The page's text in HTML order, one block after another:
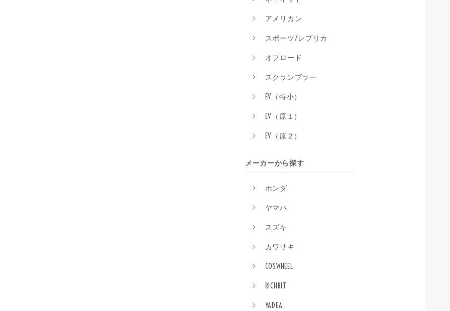
アメリカン
スポーツ/レプリカ
オフロード
スクランブラー
EV（特小）
EV（原１）
EV（原２）
メーカーから探す
ホンダ
ヤマハ
スズキ
カワサキ
COSWHEEL
RICHBIT
YADEA